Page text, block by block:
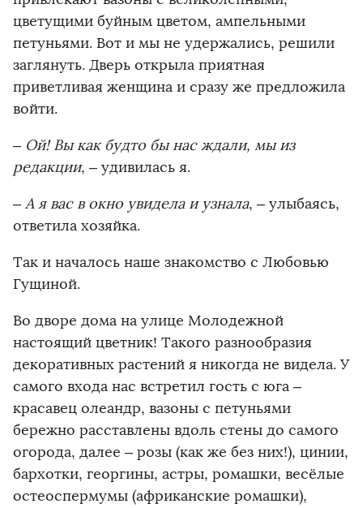
цветущими буйным цветом, ампельными
петуньями. Вот и мы не удержались, решили
заглянуть. Дверь открыла приятная
приветливая женщина и сразу же предложила
войти.
– Ой! Вы как будто бы нас ждали, мы из
редакции, – удивилась я.
– А я вас в окно увидела и узнала, – улыбаясь,
ответила хозяйка.
Так и началось наше знакомство с Любовью
Гущиной.
Во дворе дома на улице Молодежной
настоящий цветник! Такого разнообразия
декоративных растений я никогда не видела. У
самого входа нас встретил гость с юга –
красавец олеандр, вазоны с петуньями
бережно расставлены вдоль стены до самого
огорода, далее – розы (как же без них!), цинии,
бархотки, георгины, астры, ромашки, весёлые
остеоспермумы (африканские ромашки),